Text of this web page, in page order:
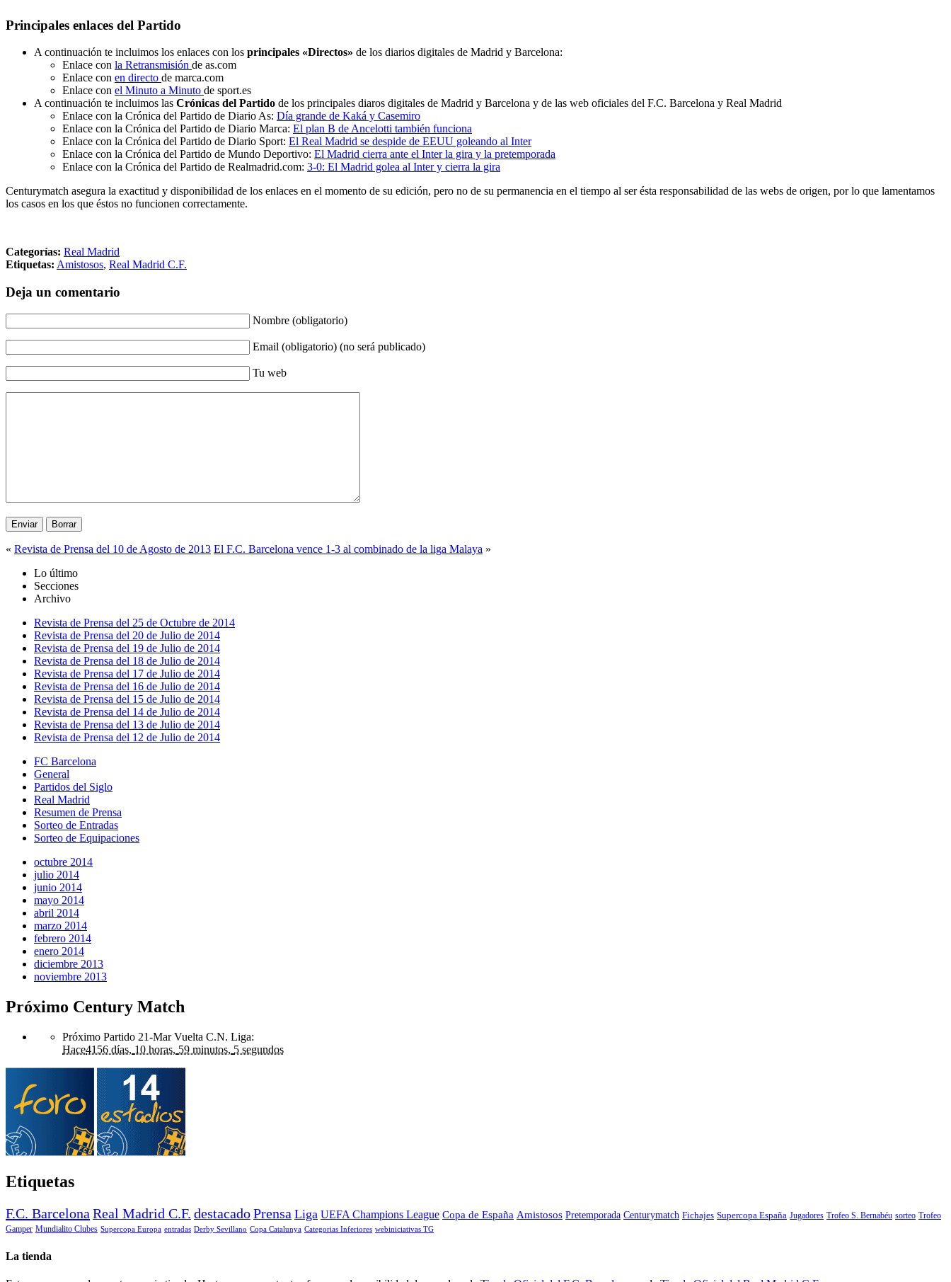
Principales enlaces del Partido
A continuación te incluimos los enlaces con los principales «Directos» de los diarios digitales de Madrid y Barcelona:
Enlace con la Retransmisión de as.com
Enlace con en directo de marca.com
Enlace con el Minuto a Minuto de sport.es
A continuación te incluimos las Crónicas del Partido de los principales diaros digitales de Madrid y Barcelona y de las web oficiales del F.C. Barcelona y Real Madrid
Enlace con la Crónica del Partido de Diario As: Día grande de Kaká y Casemiro
Enlace con la Crónica del Partido de Diario Marca: El plan B de Ancelotti también funciona
Enlace con la Crónica del Partido de Diario Sport: El Real Madrid se despide de EEUU goleando al Inter
Enlace con la Crónica del Partido de Mundo Deportivo: El Madrid cierra ante el Inter la gira y la pretemporada
Enlace con la Crónica del Partido de Realmadrid.com: 3-0: El Madrid golea al Inter y cierra la gira
Centurymatch asegura la exactitud y disponibilidad de los enlaces en el momento de su edición, pero no de su permanencia en el tiempo al ser ésta responsabilidad de las webs de origen, por lo que lamentamos
los casos en los que éstos no funcionen correctamente.
Categorías: Real Madrid
Etiquetas: Amistosos, Real Madrid C.F.
Deja un comentario
Nombre (obligatorio)
Email (obligatorio) (no será publicado)
Tu web
« Revista de Prensa del 10 de Agosto de 2013 El F.C. Barcelona vence 1-3 al combinado de la liga Malaya »
Lo último
Secciones
Archivo
Revista de Prensa del 25 de Octubre de 2014
Revista de Prensa del 20 de Julio de 2014
Revista de Prensa del 19 de Julio de 2014
Revista de Prensa del 18 de Julio de 2014
Revista de Prensa del 17 de Julio de 2014
Revista de Prensa del 16 de Julio de 2014
Revista de Prensa del 15 de Julio de 2014
Revista de Prensa del 14 de Julio de 2014
Revista de Prensa del 13 de Julio de 2014
Revista de Prensa del 12 de Julio de 2014
FC Barcelona
General
Partidos del Siglo
Real Madrid
Resumen de Prensa
Sorteo de Entradas
Sorteo de Equipaciones
octubre 2014
julio 2014
junio 2014
mayo 2014
abril 2014
marzo 2014
febrero 2014
enero 2014
diciembre 2013
noviembre 2013
Próximo Century Match
Próximo Partido 21-Mar Vuelta C.N. Liga:
Hace4156 días, 10 horas, 59 minutos, 5 segundos
Etiquetas
F.C. Barcelona Real Madrid C.F. destacadoPrensa Liga UEFA Champions League Copa de España Amistosos Pretemporada Centurymatch Fichajes Supercopa España Jugadores Trofeo S. Bernabéu sorteo Trofeo
Gamper Mundialito Clubes Supercopa Europa entradas Derby Sevillano Copa Catalunya Categorias Inferiores webiniciativas TG
La tienda